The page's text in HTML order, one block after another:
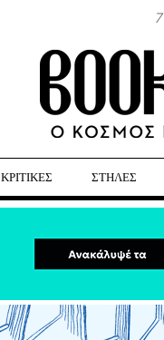
ΚΡΙΤΙΚΕΣ ΣΤΗΛΕΣ